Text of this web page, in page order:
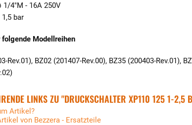
1/4"M - 16A 250V
bar
folgende Modellreihen
Rev.01), BZ02 (201407-Rev.00), BZ35 (200403-Rev.01),
LINKS ZU "DRUCKSCHALTER XP110 125 1-2,5
Artikel?
von Bezzera - Ersatzteile